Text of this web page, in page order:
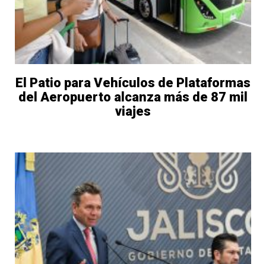
El Patio para Vehículos de Plataformas
del Aeropuerto alcanza más de 87 mil
viajes